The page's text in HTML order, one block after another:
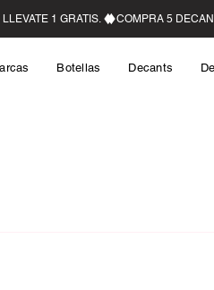
Botellas Decants